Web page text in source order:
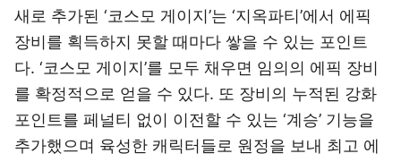
새로 추가된 ‘코스모 게이지’는 ‘지옥파티’에서 에픽
장비를 획득하지 못할 때마다 쌓을 수 있는 포인트
다. ‘코스모 게이지’를 모두 채우면 임의의 에픽 장비
를 확정적으로 얻을 수 있다. 또 장비의 누적된 강화
포인트를 페널티 없이 이전할 수 있는 ‘계승’ 기능을
추가했으며 육성한 캐릭터들로 원정을 보내 최고 에